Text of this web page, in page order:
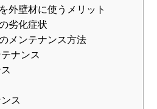
外壁材に使うメリット
劣化症状
メンテナンス方法
ナンス
ス